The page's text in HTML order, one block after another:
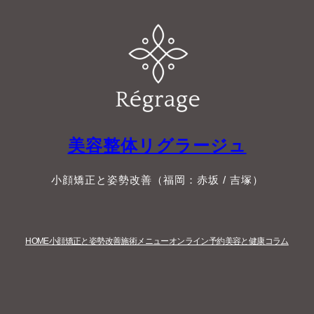
美容整体リグラージュ
小顔矯正と姿勢改善（福岡：赤坂 / 吉塚）
HOME小顔矯正と姿勢改善施術メニューオンライン予約美容と健康コラム